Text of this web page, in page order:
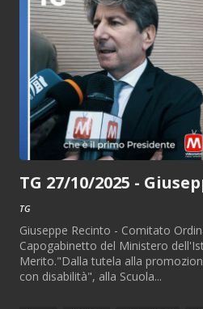
TG 27/10/2025 -
TG
Giuseppe Recinto - Comitato
Capogabinetto del Ministero
Merito."Dalla tutela alla
con disabilità", alla Scuola...